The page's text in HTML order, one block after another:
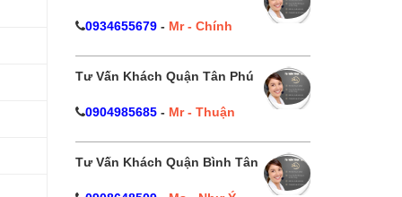
0934655679- Mr - Chính
Tư Vấn Khách Quận Tân Phú
0904985685- Mr - Thuận
Tư Vấn Khách Quận Bình Tân